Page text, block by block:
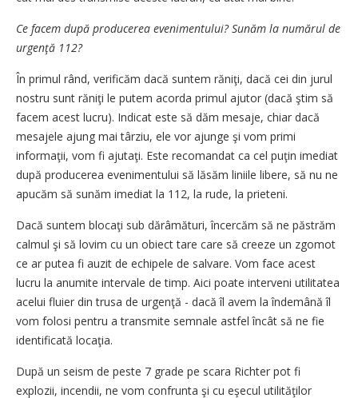
Ce facem după producerea evenimentului? Sunăm la numărul de
urgenţă 112?
În primul rând, verificăm dacă suntem răniţi, dacă cei din jurul
nostru sunt răniţi le putem acorda primul ajutor (dacă ştim să
facem acest lucru). Indicat este să dăm mesaje, chiar dacă
mesajele ajung mai târziu, ele vor ajunge şi vom primi
informaţii, vom fi ajutaţi. Este recomandat ca cel puţin imediat
după producerea evenimentului să lăsăm liniile libere, să nu ne
apucăm să sunăm imediat la 112, la rude, la prieteni.
Dacă suntem blocaţi sub dărâmături, încercăm să ne păstrăm
calmul şi să lovim cu un obiect tare care să creeze un zgomot
ce ar putea fi auzit de echipele de salvare. Vom face acest
lucru la anumite intervale de timp. Aici poate interveni utilitatea
acelui fluier din trusa de urgenţă - dacă îl avem la îndemână îl
vom folosi pentru a transmite semnale astfel încât să ne fie
identificată locaţia.
După un seism de peste 7 grade pe scara Richter pot fi
explozii, incendii, ne vom confrunta şi cu eşecul utilităţilor